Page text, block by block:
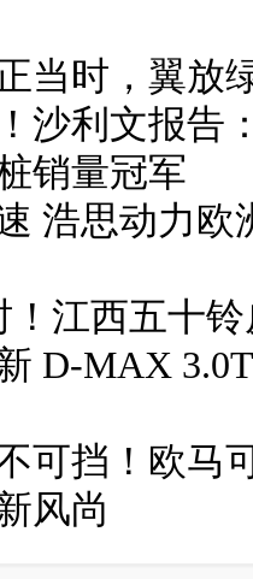
当时，翼放
沙利文报告
销量冠军
浩思动力
江西五十
D-MAX
可挡！欧马
风尚